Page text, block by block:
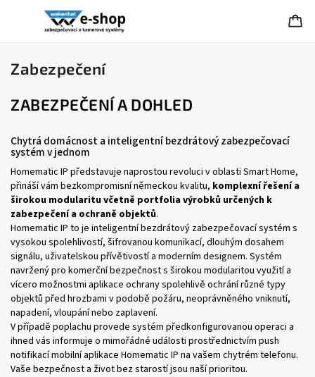
Zabezpečení
ZABEZPEČENÍ A DOHLED
Chytrá domácnost a inteligentní bezdrátový zabezpečovací
systém v jednom
Homematic IP představuje naprostou revoluci v oblasti Smart Home,
přináší vám bezkompromisní německou kvalitu, komplexní řešení a
širokou modularitu včetně portfolia výrobků určených k
zabezpečení a ochraně objektů.
Homematic IP to je inteligentní bezdrátový zabezpečovací systém s
vysokou spolehlivostí, šifrovanou komunikací, dlouhým dosahem
signálu, uživatelskou přívětivostí a moderním designem. Systém
navržený pro komerční bezpečnost s širokou modularitou využití a
vícero možnostmi aplikace ochrany spolehlivě ochrání různé typy
objektů před hrozbami v podobě požáru, neoprávněného vniknutí,
napadení, vloupání nebo zaplavení.
V případě poplachu provede systém předkonfigurovanou operaci a
ihned vás informuje o mimořádné události prostřednictvím push
notifikací mobilní aplikace Homematic IP na vašem chytrém telefonu.
Vaše bezpečnost a život bez starostí jsou naší prioritou.